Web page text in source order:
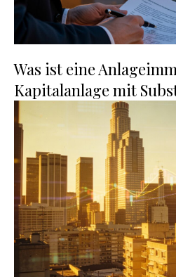
Was ist eine
Kapitalanlage mit